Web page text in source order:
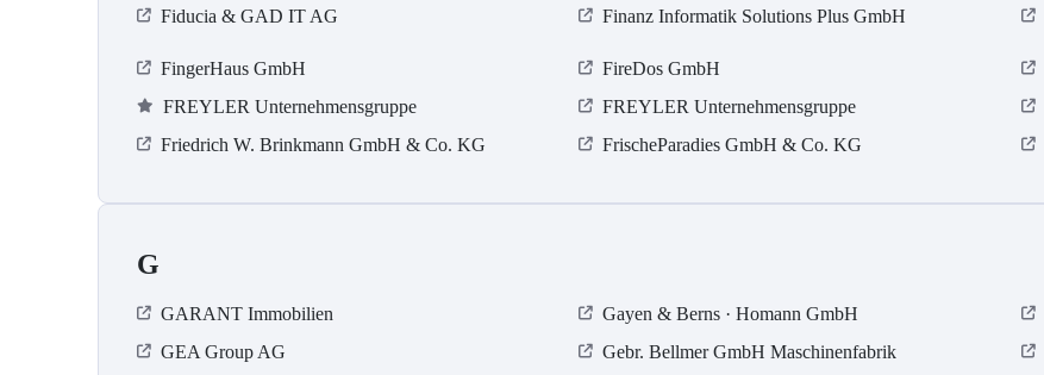
Fiducia & GAD IT AG Finanz Informatik Solutions Plus GmbH
FingerHaus GmbH
FireDos GmbH
FREYLER Unternehmensgruppe
FREYLER Unternehmensgruppe
Friedrich W. Brinkmann GmbH & Co. KG
FrischeParadies GmbH & Co. KG
G
GARANT Immobilien Gayen & Berns · Homann GmbH
GEA Group AG
Gebr. Bellmer GmbH Maschinenfabrik